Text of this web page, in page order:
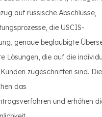
auf russische Abschlüsse,
die USCIS-
genaue beglaubigte
Lösungen, die auf die
zugeschnitten sind.
das
und erhöhen